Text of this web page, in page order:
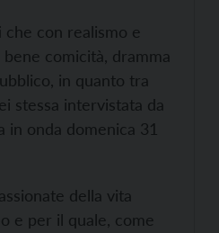
con realismo e
comicità, dramma
in quanto tra
stessa intervistata da
in onda domenica 31
della vita
e per il quale, come